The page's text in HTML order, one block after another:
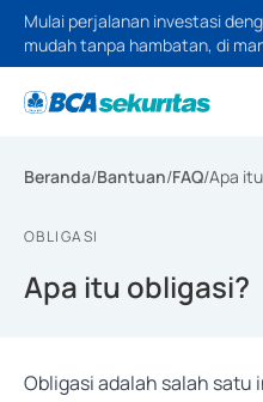
Mulai perjalanan investasi
mudah tanpa hambatan, di
Beranda/Bantuan/FAQ/Apa
OBLIGASI
Apa itu obligasi?
Obligasi adalah salah